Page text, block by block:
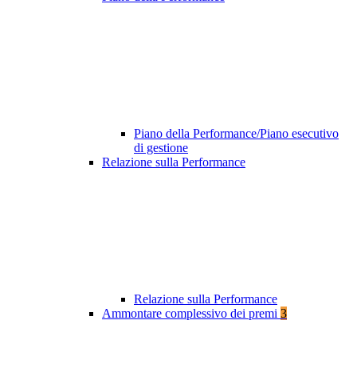
Piano della Performance/Piano esecutivo
di gestione
Relazione sulla Performance
Relazione sulla Performance
Ammontare complessivo dei premi 3